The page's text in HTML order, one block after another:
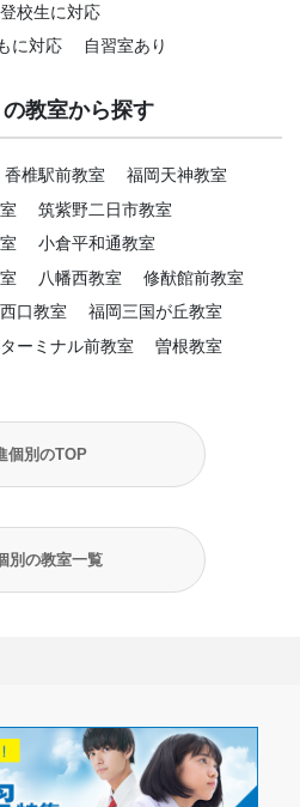
校生に対応
に対応
自習室あり
教室から探す
香椎駅前教室
福岡天神教室
筑紫野二日市教室
小倉平和通教室
八幡西教室
修猷館前教室
口教室
福岡三国が丘教室
ーミナル前教室 曽根教室
個別のTOP
別の教室一覧